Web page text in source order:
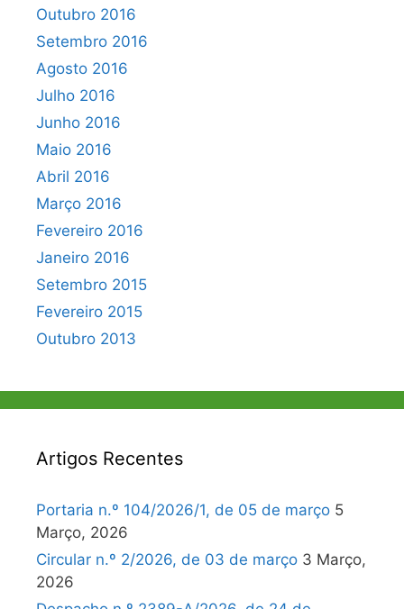
Outubro 2016
Setembro 2016
Agosto 2016
Julho 2016
Junho 2016
Maio 2016
Abril 2016
Março 2016
Fevereiro 2016
Janeiro 2016
Setembro 2015
Fevereiro 2015
Outubro 2013
Artigos Recentes
Portaria n.º 104/2026/1, de 05 de março 5
Março, 2026
Circular n.º 2/2026, de 03 de março 3 Março,
2026